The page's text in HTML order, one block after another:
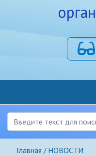
Для
Главная НОВОСТИ